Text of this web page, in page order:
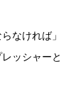
なければ」
ッシャーと